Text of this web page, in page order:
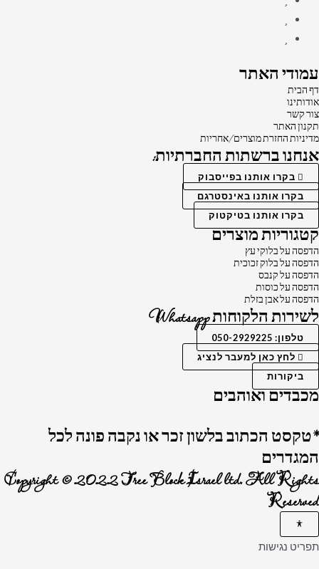
עמודי האתר
דף הבית
אודותינו
צור קשר
תקנון האתר
מדיניות החזרת מוצרים/אחריות
אנחנו ברשתות החברתיות:
בקרו אותנו בפייסבוק
בקרו אותנו באינסטרגם
בקרו אותנו בטיקטוק
קטגוריות מוצרים
הדפסה על בלוקי עץ
הדפסה על בלוק זכוכית
הדפסה על קנבס
הדפסה על כוסות
הדפסה על אבן בזלת
לשירות הלקוחות Whatsapp
טלפון: 050-2929225
לחץ כאן למעבר לנציג
ביקורות
מכבדים ואוהבים
*טקסט הכתוב בלשון זכר או נקבה פונה לכל
המגדרים
Copyright © 2022 Tree Block Israel ltd. All Rights
Reserved
תפריט נגישות